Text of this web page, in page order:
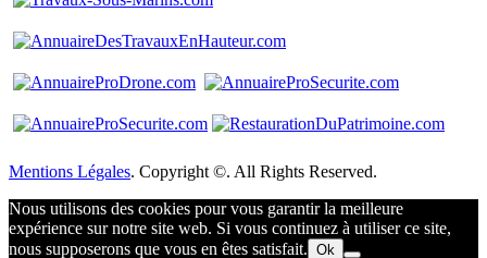
Mentions Légales. Copyright ©. All Rights Reserved.
Nous utilisons des cookies pour vous garantir la meilleure
expérience sur notre site web. Si vous continuez à utiliser ce site,
nous supposerons que vous en êtes satisfait. Ok